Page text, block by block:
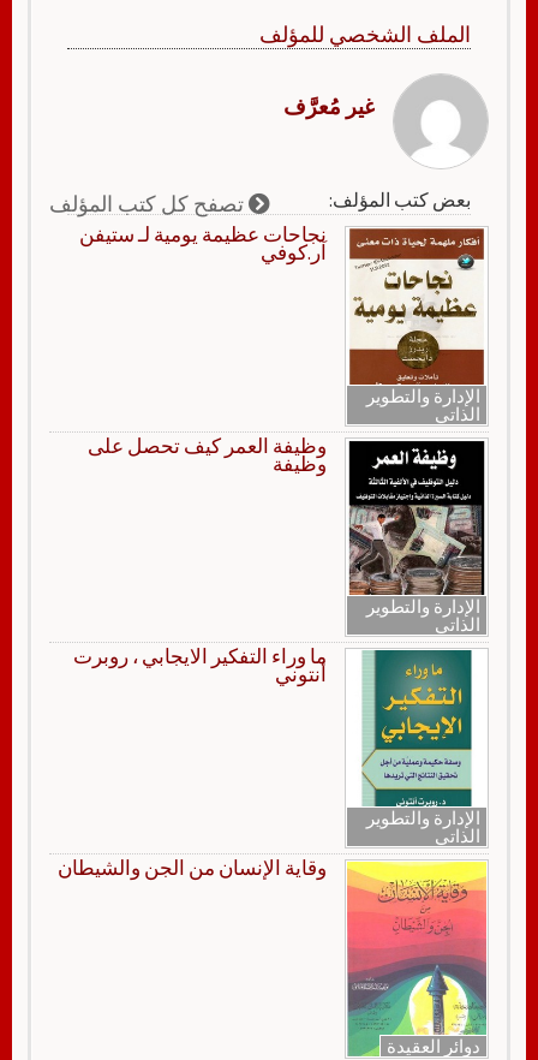
الملف الشخصي للمؤلف
غير مُعرَّف
بعض كتب المؤلف: تصفح كل كتب المؤلف
الإدارة والتطوير
الذاتي
نجاحات عظيمة يومية لـ ستيفن
آر.كوفي
الإدارة والتطوير
الذاتي
وظيفة العمر كيف تحصل على
وظيفة
الإدارة والتطوير
الذاتي
ما وراء التفكير الايجابي ، روبرت
أنتوني
دوائر العقيدة
وقاية الإنسان من الجن والشيطان